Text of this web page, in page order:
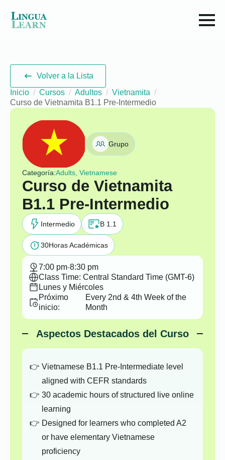
Volver a la Lista
Inicio
Cursos Adultos
Vietnamita
Curso de Vietnamita B1.1 Pre-Intermedio
Grupo
Categoría:Adults, Vietnamese
Curso de Vietnamita
B1.1 Pre-Intermedio
Intermedio B 1.1
30Horas Académicas
7:00 pm-8:30 pm
Class Time: Central Standard Time (GMT-6)
Lunes y Miércoles
Próximo
inicio:
Every 2nd & 4th Week of the
Month
Aspectos Destacados del Curso
Vietnamese B1.1 Pre-Intermediate level
aligned with CEFR standards
30 academic hours of structured live online
learning
Designed for learners who completed A2
or have elementary Vietnamese
proficiency